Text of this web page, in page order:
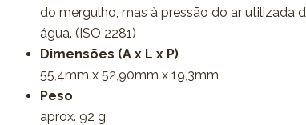
do mergulho, mas à pressão do ar utilizada
água. (ISO 2281)
Dimensões (A x L x P)
55,4mm x 52,90mm x 19,3mm
Peso
aprox. 92 g